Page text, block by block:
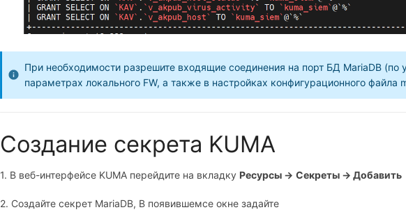
При необходимости разрешите входящие соединения на порт БД MariaDB
параметрах локального FW, а также в настройках конфигурационного файла
Создание секрета KUMA
1. В веб-интерфейсе KUMA перейдите на вкладку Ресурсы → Секреты → Добавить
2. Создайте секрет MariaDB, В появившемсе окне задайте